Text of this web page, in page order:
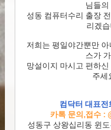
님들의
성동 컴퓨터수리 출장
리겠
저희는 평일야간뿐만 아
스가
망설이지 마시고 편하
주세
컴닥터 대표
카톡 문의,접수 :
성동구 상왕십리동 윈